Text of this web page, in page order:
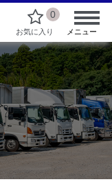
0
お気に入り メニュー